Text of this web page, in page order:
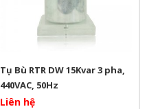
Tụ Bù RTR DW 15Kvar 3 pha,
440VAC, 50Hz
Liên hệ